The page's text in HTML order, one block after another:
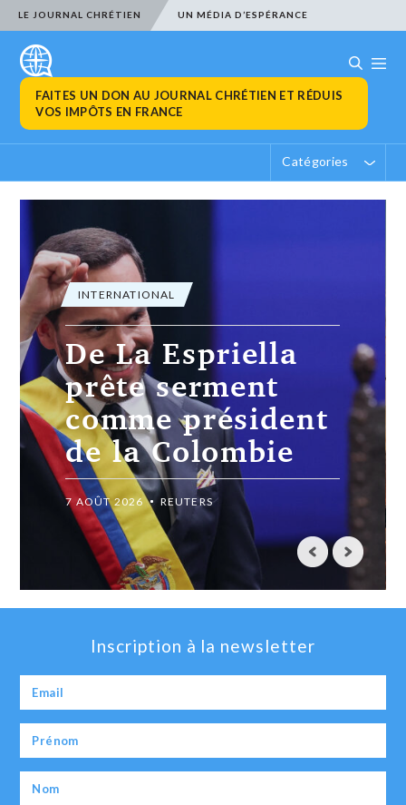
LE JOURNAL CHRÉTIEN UN MÉDIA D’ESPÉRANCE
FAITES UN DON AU JOURNAL CHRÉTIEN ET RÉDUIS
VOS IMPÔTS EN FRANCE
Catégories
INTERNATIONAL
Nouvelles frappes
des Houthis au
Yémen, l’Onu
craint un
élargissement du
conflit
7 AOÛT 2026 REUTERS
Inscription à la newsletter